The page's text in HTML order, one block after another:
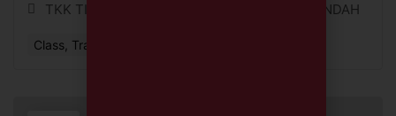
TKK TIRTAMARTA BPK PENABUR PONDOK INDAH
Class, Training, or Workshop